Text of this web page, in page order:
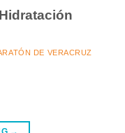
DE VERACRUZ